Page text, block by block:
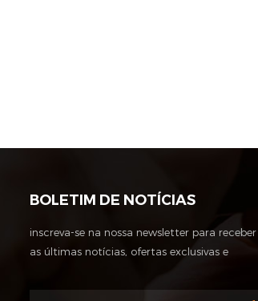
BOLETIM DE NOTÍCIAS
inscreva-se na nossa newsletter para receber
as últimas notícias, ofertas exclusivas e